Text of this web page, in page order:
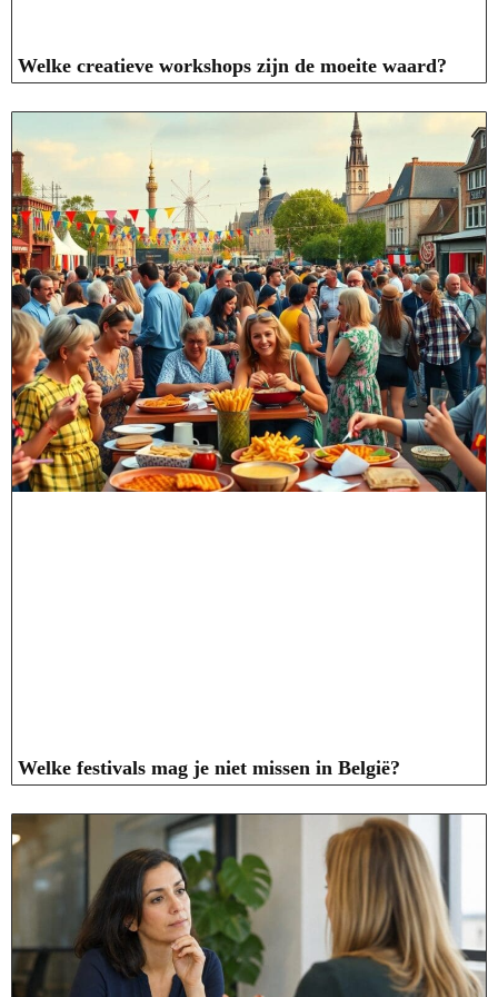
Welke creatieve workshops zijn de moeite waard?
Welke festivals mag je niet missen in België?